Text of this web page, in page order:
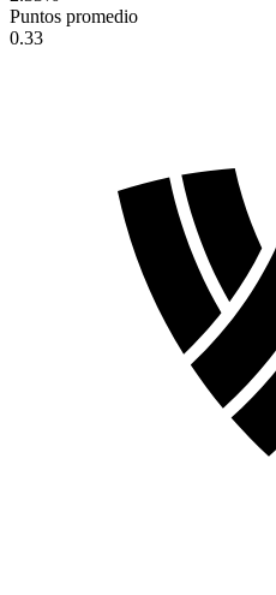
Puntos promedio
0.33